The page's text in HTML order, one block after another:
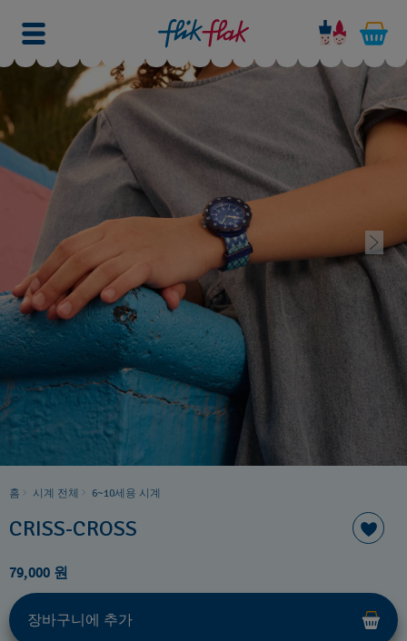
홈 시계 전체 6~10세용 시계
CRISS-CROSS
79,000 원
장바구니에 추가